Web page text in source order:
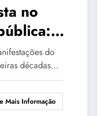
no
de do
décadas…
Mais Informação